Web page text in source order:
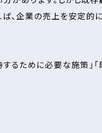
、企業の売上を安定的
るために必要な施策」